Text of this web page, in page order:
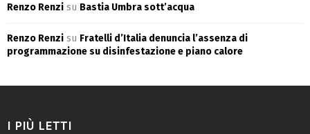
Renzo Renzi su Bastia Umbra sott’acqua
Renzo Renzi su Fratelli d’Italia denuncia l’assenza di
programmazione su disinfestazione e piano calore
I PIÙ LETTI